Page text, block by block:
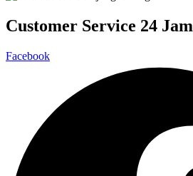
Customer Service 24 Jam
Facebook